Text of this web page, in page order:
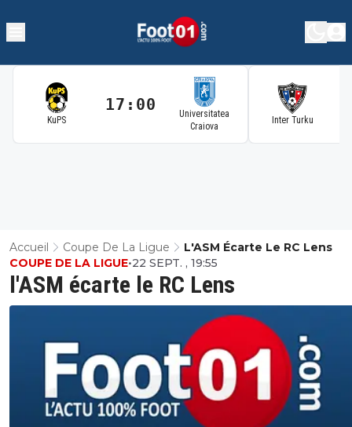
KuPS
17:00
Universitatea
Craiova
Inter Turku
Accueil Coupe De La Ligue L'ASM Écarte Le RC Lens
l'ASM écarte le RC Lens
COUPE DE LA LIGUE•22 SEPT. , 19:55